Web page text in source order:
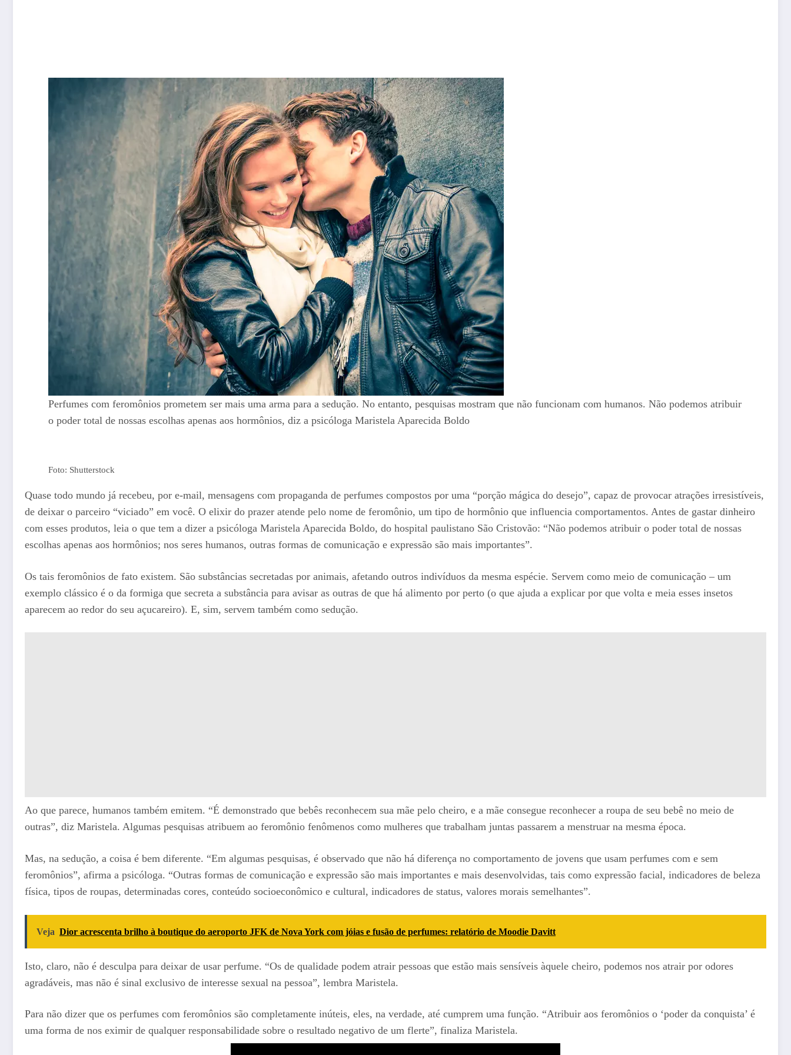
Perfumes com feromônios prometem ser mais uma arma para a sedução. No entanto, pesquisas mostram que não funcionam com humanos. Não podemos atribuir
o poder total de nossas escolhas apenas aos hormônios, diz a psicóloga Maristela Aparecida Boldo
Foto: Shutterstock
Quase todo mundo já recebeu, por e-mail, mensagens com propaganda de perfumes compostos por uma “porção mágica do desejo”, capaz de provocar atrações irresistíveis,
de deixar o parceiro “viciado” em você. O elixir do prazer atende pelo nome de feromônio, um tipo de hormônio que influencia comportamentos. Antes de gastar dinheiro
com esses produtos, leia o que tem a dizer a psicóloga Maristela Aparecida Boldo, do hospital paulistano São Cristovão: “Não podemos atribuir o poder total de nossas
escolhas apenas aos hormônios; nos seres humanos, outras formas de comunicação e expressão são mais importantes”.
Os tais feromônios de fato existem. São substâncias secretadas por animais, afetando outros indivíduos da mesma espécie. Servem como meio de comunicação – um
exemplo clássico é o da formiga que secreta a substância para avisar as outras de que há alimento por perto (o que ajuda a explicar por que volta e meia esses insetos
aparecem ao redor do seu açucareiro). E, sim, servem também como sedução.
Ao que parece, humanos também emitem. “É demonstrado que bebês reconhecem sua mãe pelo cheiro, e a mãe consegue reconhecer a roupa de seu bebê no meio de
outras”, diz Maristela. Algumas pesquisas atribuem ao feromônio fenômenos como mulheres que trabalham juntas passarem a menstruar na mesma época.
Mas, na sedução, a coisa é bem diferente. “Em algumas pesquisas, é observado que não há diferença no comportamento de jovens que usam perfumes com e sem
feromônios”, afirma a psicóloga. “Outras formas de comunicação e expressão são mais importantes e mais desenvolvidas, tais como expressão facial, indicadores de beleza
física, tipos de roupas, determinadas cores, conteúdo socioeconômico e cultural, indicadores de status, valores morais semelhantes”.
Veja Dior acrescenta brilho à boutique do aeroporto JFK de Nova York com jóias e fusão de perfumes: relatório de Moodie Davitt
Isto, claro, não é desculpa para deixar de usar perfume. “Os de qualidade podem atrair pessoas que estão mais sensíveis àquele cheiro, podemos nos atrair por odores
agradáveis, mas não é sinal exclusivo de interesse sexual na pessoa”, lembra Maristela.
Para não dizer que os perfumes com feromônios são completamente inúteis, eles, na verdade, até cumprem uma função. “Atribuir aos feromônios o ‘poder da conquista’ é
uma forma de nos eximir de qualquer responsabilidade sobre o resultado negativo de um flerte”, finaliza Maristela.